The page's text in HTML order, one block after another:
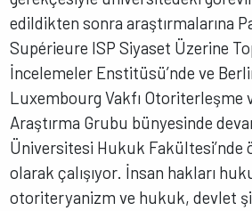
edildikten sonra araştırmalarına
Supérieure ISP Siyaset Üzerine
İncelemeler Enstitüsü’nde ve
Luxembourg Vakfı Otoriterleşme
Araştırma Grubu bünyesinde
Üniversitesi Hukuk Fakültesi’nde
olarak çalışıyor. İnsan hakları
otoriteryanizm ve hukuk, devlet